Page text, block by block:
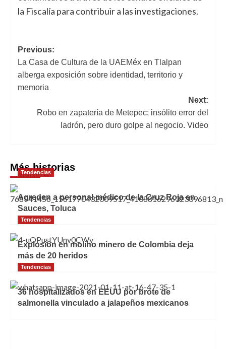
la Fiscalía para contribuir a las investigaciones.
Navegación
de
entradas
Previous:
La Casa de Cultura de la UAEMéx en Tlalpan
alberga exposición sobre identidad, territorio y
memoria
Next:
Robo en zapatería de Metepec; insólito error del
ladrón, pero duro golpe al negocio. Video
Más historias
Tendencias
Agreden a personal médico de la Cruz Roja en
Sauces, Toluca
Tendencias
Explosión en molino minero de Colombia deja
más de 20 heridos
Tendencias
36 hospitalizados en EEUU por brote de
salmonella vinculado a jalapeños mexicanos